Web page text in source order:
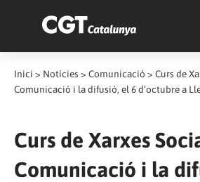
Inici > Notícies > Comunicació > Curs de
Comunicació i la difusió, el 6 d’octubre a
Curs de Xarxes
Comunicació i la